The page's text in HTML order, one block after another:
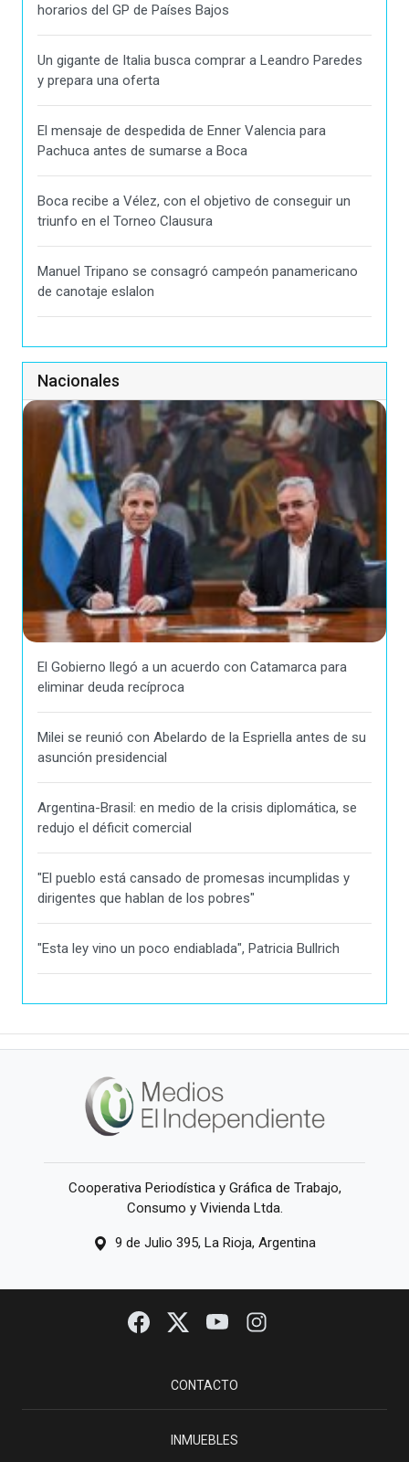
horarios del GP de Países Bajos
Un gigante de Italia busca comprar a Leandro Paredes
y prepara una oferta
El mensaje de despedida de Enner Valencia para
Pachuca antes de sumarse a Boca
Boca recibe a Vélez, con el objetivo de conseguir un
triunfo en el Torneo Clausura
Manuel Tripano se consagró campeón panamericano
de canotaje eslalon
Nacionales
El Gobierno llegó a un acuerdo con Catamarca para
eliminar deuda recíproca
Milei se reunió con Abelardo de la Espriella antes de su
asunción presidencial
Argentina-Brasil: en medio de la crisis diplomática, se
redujo el déficit comercial
"El pueblo está cansado de promesas incumplidas y
dirigentes que hablan de los pobres"
"Esta ley vino un poco endiablada", Patricia Bullrich
Cooperativa Periodística y Gráfica de Trabajo,
Consumo y Vivienda Ltda.
9 de Julio 395, La Rioja, Argentina
CONTACTO
INMUEBLES